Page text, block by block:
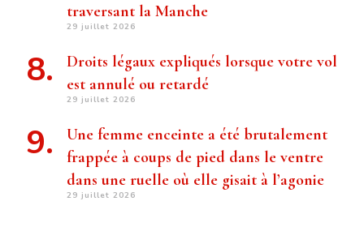
traversant la Manche
29 juillet 2026
Droits légaux expliqués lorsque votre vol
est annulé ou retardé
29 juillet 2026
Une femme enceinte a été brutalement
frappée à coups de pied dans le ventre
dans une ruelle où elle gisait à l’agonie
29 juillet 2026